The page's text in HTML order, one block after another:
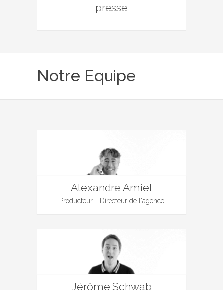
presse
Notre Equipe
Alexandre Amiel
Producteur - Directeur de l'agence
Jérôme Schwab